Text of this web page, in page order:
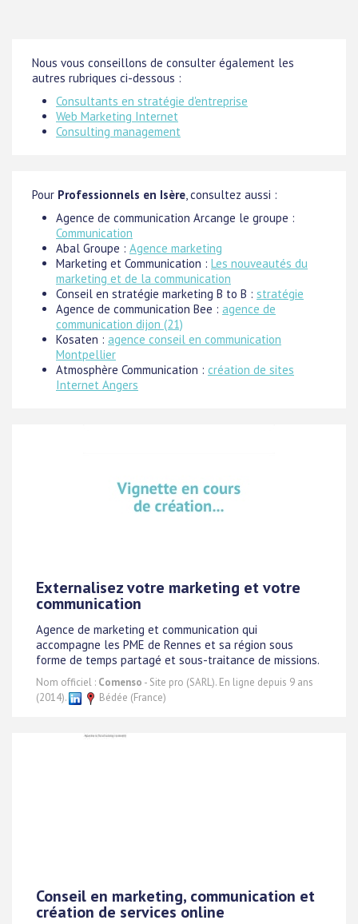
Nous vous conseillons de consulter également les
autres rubriques ci-dessous :
Consultants en stratégie d'entreprise
Web Marketing Internet
Consulting management
Pour Professionnels en Isère, consultez aussi :
Agence de communication Arcange le groupe :
Communication
Abal Groupe : Agence marketing
Marketing et Communication : Les nouveautés du
marketing et de la communication
Conseil en stratégie marketing B to B : stratégie
Agence de communication Bee : agence de
communication dijon (21)
Kosaten : agence conseil en communication
Montpellier
Atmosphère Communication : création de sites
Internet Angers
Externalisez votre marketing et votre
communication
Agence de marketing et communication qui
accompagne les PME de Rennes et sa région sous
forme de temps partagé et sous-traitance de missions.
Nom officiel : Comenso - Site pro (SARL). En ligne depuis 9 ans
(2014).
Bédée (France)
Conseil en marketing, communication et
création de services online